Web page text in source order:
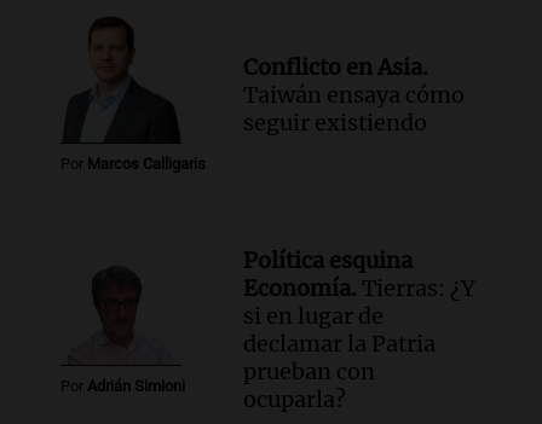
mundial: "La ciencia tiene muchas
facetas"
Noticias Rosario
Episodios
Audio.
Un camionero muere tras volcar
en la autopista Tucumán-Famagüeya
cerca del puente Marianela
Detienen a hombre con
elementos robados en Rafaela durante
la madrugada del viernes
Episodios
Violento robo en peluquería de
Por Marcos Calligaris
Conflicto en Asia.
Taiwán ensaya cómo
seguir existiendo
Por Adrián Simioni
Política esquina
Economía. Tierras: ¿Y
si en lugar de
declamar la Patria
prueban con
ocuparla?